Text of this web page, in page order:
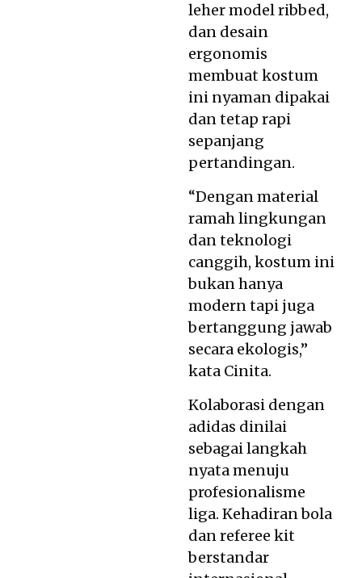
leher model ribbed,
dan desain
ergonomis
membuat kostum
ini nyaman dipakai
dan tetap rapi
sepanjang
pertandingan.
“Dengan material
ramah lingkungan
dan teknologi
canggih, kostum ini
bukan hanya
modern tapi juga
bertanggung jawab
secara ekologis,”
kata Cinita.
Kolaborasi dengan
adidas dinilai
sebagai langkah
nyata menuju
profesionalisme
liga. Kehadiran bola
dan referee kit
berstandar